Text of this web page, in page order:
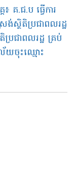
គ.ជ.ប ធ្វើការ
ង់ស្ថិតិប្រជាពលរដ្ឋ
ប្រជាពលរដ្ឋ គ្រប់
យចុះឈ្មោះ